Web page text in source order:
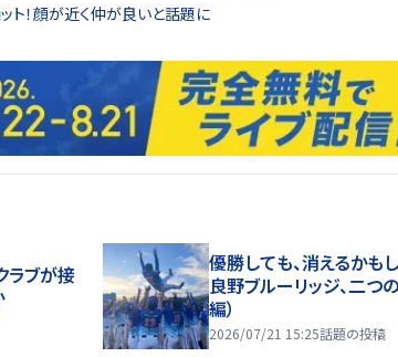
ト！顔が近く仲が良いと話題に
ラブが接
優勝しても、消えるかもし
良野ブルーリッジ、二つ
編）
2026/07/21 15:25話題の投稿